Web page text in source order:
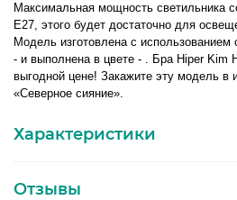
Максимальная мощность светильника
E27, этого будет достаточно для
Модель изготовлена с
- и выполнена в цвете - . Бра Hiper Kim
выгодной цене! Закажите эту модель в
«Северное сияние».
Характеристики
Отзывы